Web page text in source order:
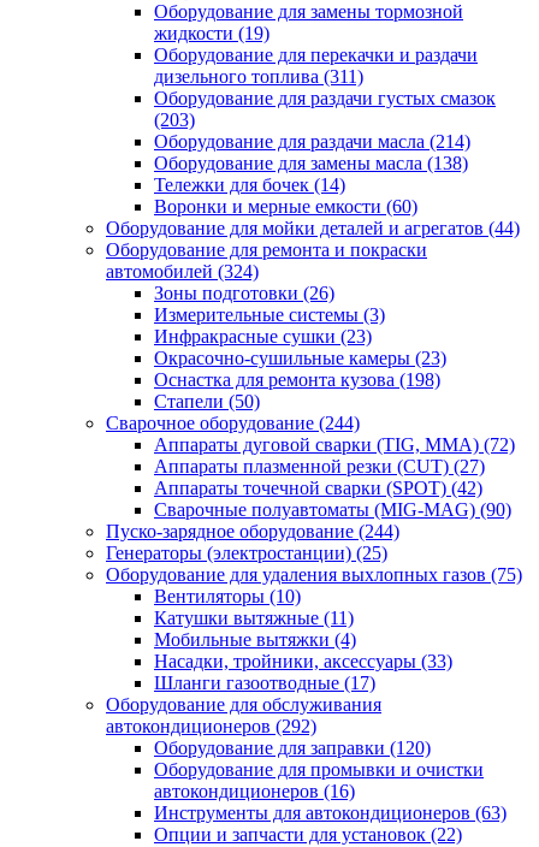
Оборудование для замены тормозной
жидкости (19)
Оборудование для перекачки и раздачи
дизельного топлива (311)
Оборудование для раздачи густых смазок
(203)
Оборудование для раздачи масла (214)
Оборудование для замены масла (138)
Тележки для бочек (14)
Воронки и мерные емкости (60)
Оборудование для мойки деталей и агрегатов (44)
Оборудование для ремонта и покраски
автомобилей (324)
Зоны подготовки (26)
Измерительные системы (3)
Инфракрасные сушки (23)
Окрасочно-сушильные камеры (23)
Оснастка для ремонта кузова (198)
Стапели (50)
Сварочное оборудование (244)
Аппараты дуговой сварки (TIG, MMA) (72)
Аппараты плазменной резки (CUT) (27)
Аппараты точечной сварки (SPOT) (42)
Сварочные полуавтоматы (MIG-MAG) (90)
Пуско-зарядное оборудование (244)
Генераторы (электростанции) (25)
Оборудование для удаления выхлопных газов (75)
Вентиляторы (10)
Катушки вытяжные (11)
Мобильные вытяжки (4)
Насадки, тройники, аксессуары (33)
Шланги газоотводные (17)
Оборудование для обслуживания
автокондиционеров (292)
Оборудование для заправки (120)
Оборудование для промывки и очистки
автокондиционеров (16)
Инструменты для автокондиционеров (63)
Опции и запчасти для установок (22)